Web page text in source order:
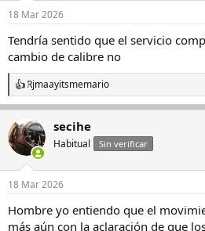
n
e
:
18 Mar 2026
Tendría sentido que el servicio
cambio de calibre no
R
e
c
c
i
e
:
Rjmaayitsmemario
secihe
Habitual Sin verificar
18 Mar 2026
Hombre yo entiendo que el
más aún con la aclaración de que